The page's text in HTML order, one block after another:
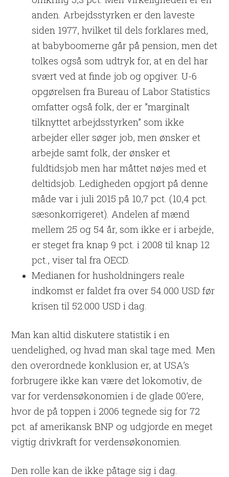
anden. Arbejdsstyrken er den laveste
siden 1977, hvilket til dels forklares med,
at babyboomerne går på pension, men det
tolkes også som udtryk for, at en del har
svært ved at finde job og opgiver. U-6
opgørelsen fra Bureau of Labor Statistics
omfatter også folk, der er ”marginalt
tilknyttet arbejdsstyrken” som ikke
arbejder eller søger job, men ønsker et
arbejde samt folk, der ønsker et
fuldtidsjob men har måttet nøjes med et
deltidsjob. Ledigheden opgjort på denne
måde var i juli 2015 på 10,7 pct. (10,4 pct.
sæsonkorrigeret). Andelen af mænd
mellem 25 og 54 år, som ikke er i arbejde,
er steget fra knap 9 pct. i 2008 til knap 12
pct., viser tal fra OECD.
Medianen for husholdningers reale
indkomst er faldet fra over 54.000 USD før
krisen til 52.000 USD i dag.
Man kan altid diskutere statistik i en
uendelighed, og hvad man skal tage med. Men
den overordnede konklusion er, at USA’s
forbrugere ikke kan være det lokomotiv, de
var for verdensøkonomien i de glade 00’ere,
hvor de på toppen i 2006 tegnede sig for 72
pct. af amerikansk BNP og udgjorde en meget
vigtig drivkraft for verdensøkonomien.
Den rolle kan de ikke påtage sig i dag.